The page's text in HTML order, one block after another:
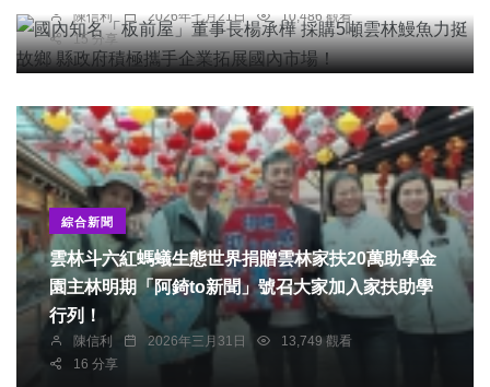
陳信利 2026年七月21日
10,486 觀看
15 分享
綜合新聞
雲林斗六紅螞蟻生態世界捐贈雲林家扶20萬助學金
園主林明期「阿錡to新聞」號召大家加入家扶助學
行列！
陳信利 2026年三月31日
13,749 觀看
16 分享